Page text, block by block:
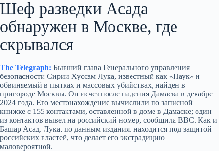
Шеф разведки Асада
обнаружен в Москве, где
скрывался
The Telegraph: Бывший глава Генерального управления
безопасности Сирии Хуссам Лука, известный как «Паук» и
обвиняемый в пытках и массовых убийствах, найден в
пригороде Москвы. Он исчез после падения Дамаска в декабре
2024 года. Его местонахождение вычислили по записной
книжке с 155 контактами, оставленной в доме в Дамаске; один
из контактов вывел на российский номер, сообщила BBC. Как и
Башар Асад, Лука, по данным издания, находится под защитой
российских властей, что делает его экстрадицию
маловероятной.